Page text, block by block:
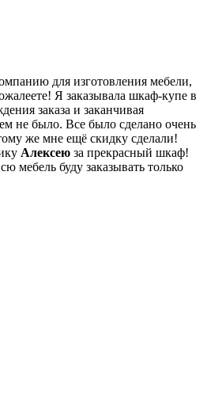
для изготовления мебели,
Я заказывала шкаф-купе в
заказа и заканчивая
не было. Все было сделано очень
же мне ещё скидку сделали!
Алексею за прекрасный шкаф!
мебель буду заказывать только